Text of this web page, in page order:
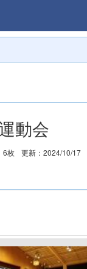
動会
6枚 更新：2024/10/17